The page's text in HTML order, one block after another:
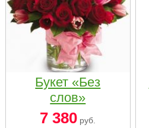
Букет «Без
слов»
7 380 руб.